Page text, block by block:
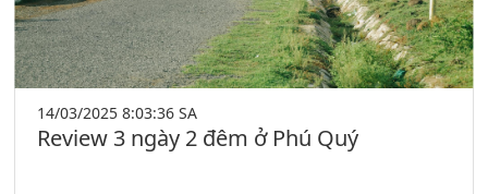
14/03/2025 8:03:36 SA
Review 3 ngày 2 đêm ở Phú Quý